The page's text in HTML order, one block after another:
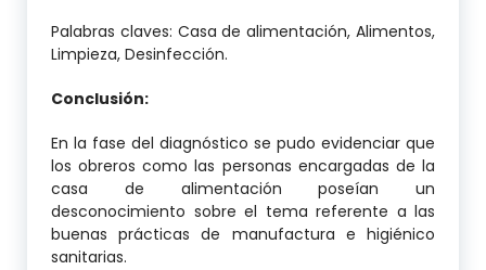
Palabras claves: Casa de alimentación, Alimentos,
Limpieza, Desinfección.
Conclusión:
En la fase del diagnóstico se pudo evidenciar que
los obreros como las personas encargadas de la
casa de alimentación poseían un
desconocimiento sobre el tema referente a las
buenas prácticas de manufactura e higiénico
sanitarias.